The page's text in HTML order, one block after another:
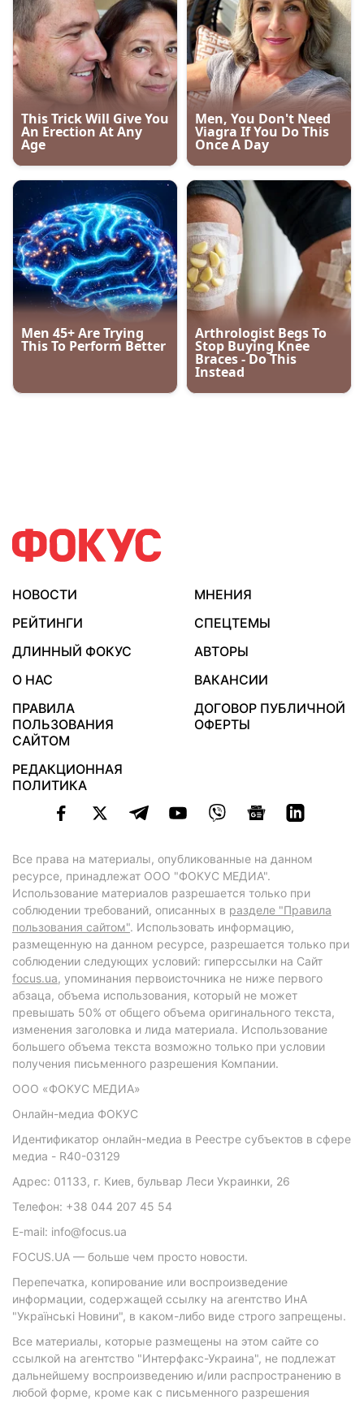
НОВОСТИ
МНЕНИЯ
РЕЙТИНГИ
СПЕЦТЕМЫ
ДЛИННЫЙ ФОКУС
АВТОРЫ
О НАС
ВАКАНСИИ
ПРАВИЛА
ПОЛЬЗОВАНИЯ
САЙТОМ
ДОГОВОР ПУБЛИЧНОЙ
ОФЕРТЫ
РЕДАКЦИОННАЯ
ПОЛИТИКА
Все права на материалы, опубликованные на данном
ресурсе, принадлежат ООО "ФОКУС МЕДИА".
Использование материалов разрешается только при
соблюдении требований, описанных в разделе "Правила
пользования сайтом". Использовать информацию,
размещенную на данном ресурсе, разрешается только при
соблюдении следующих условий: гиперссылки на Сайт
focus.ua, упоминания первоисточника не ниже первого
абзаца, объема использования, который не может
превышать 50% от общего объема оригинального текста,
изменения заголовка и лида материала. Использование
большего объема текста возможно только при условии
получения письменного разрешения Компании.
ООО «ФОКУС МЕДИА»
Онлайн-медиа ФОКУС
Идентификатор онлайн-медиа в Реестре субъектов в сфере
медиа - R40-03129
Адрес: 01133, г. Киев, бульвар Леси Украинки, 26
Телефон: +38 044 207 45 54
E-mail: info@focus.ua
FOCUS.UA — больше чем просто новости.
Перепечатка, копирование или воспроизведение
информации, содержащей ссылку на агентство ИнА
"Українські Новини", в каком-либо виде строго запрещены.
Все материалы, которые размещены на этом сайте со
ссылкой на агентство "Интерфакс-Украина", не подлежат
дальнейшему воспроизведению и/или распространению в
любой форме, кроме как с письменного разрешения